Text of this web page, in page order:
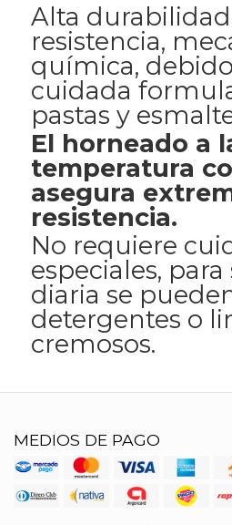
Alta
resistencia,
química,
cuidada
pastas y
El horneado a
temperatura
asegura
resistencia.
No requiere
especiales,
diaria se
detergentes o
cremosos.
MEDIOS DE PAGO